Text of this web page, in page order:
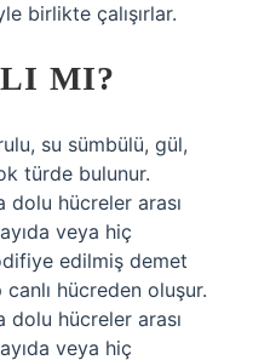
birlikte çalışırlar.
MI?
su sümbülü, gül,
türde bulunur.
dolu hücreler arası
veya hiç
edilmiş demet
hücreden oluşur.
dolu hücreler arası
veya hiç